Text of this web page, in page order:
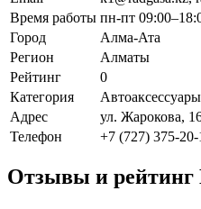
Время работы пн-пт
Город
Алма-Ата
Регион
Алматы
Рейтинг
0
Категория
Адрес
ул. Жарокова,
Телефон
+7 (727) 375-
Отзывы и